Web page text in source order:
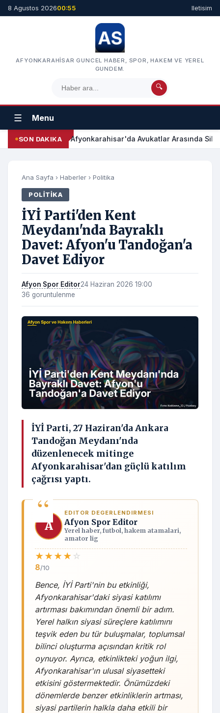
8 Agustos 202600:55 Iletisim
AFYONKARAHISAR GUNCEL HABER, SPOR, HAKEM VE YEREL
GUNDEM.
🔍
☰ Menu
SON DAKIKA Afyonkarahisar'da Avukatlar Arasında
Ana Sayfa › Haberler › Politika
POLITIKA
İYİ Parti'den Kent
Meydanı'nda Bayraklı
Davet: Afyon'u Tandoğan'a
Davet Ediyor
Afyon Spor Editor24 Haziran 2026 19:00
36 goruntulenme
İYİ Parti, 27 Haziran'da Ankara
Tandoğan Meydanı'nda
düzenlenecek mitinge
Afyonkarahisar'dan güçlü katılım
çağrısı yaptı.
A
EDITOR DEGERLENDIRMESI
Afyon Spor Editor
Yerel haber, futbol, hakem atamalari,
amator lig
★★★★ ☆
8/10
Bence, İYİ Parti'nin bu etkinliği,
Afyonkarahisar'daki siyasi katılımı
artırması bakımından önemli bir adım.
Yerel halkın siyasi süreçlere katılımını
teşvik eden bu tür buluşmalar, toplumsal
bilinci oluşturma açısından kritik rol
oynuyor. Ayrıca, etkinlikteki yoğun ilgi,
Afyonkarahisar'ın ulusal siyasetteki
etkisini göstermektedir. Önümüzdeki
dönemlerde benzer etkinliklerin artması,
siyasi partilerin halkla daha etkili bir